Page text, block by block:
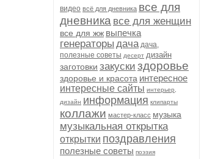
видео всё для дневника все для
дневника все для женщин
все для жж выпечка
генераторы дача дача,
полезные советы десерт дизайн
заготовки закуски здоровье
здоровье и красота интересное
интересные сайты интерьер,
дизайн информация клипарты
коллажи мастер-класс музыка
музыкальная открытка
открытки поздравления
полезные советы поэзия